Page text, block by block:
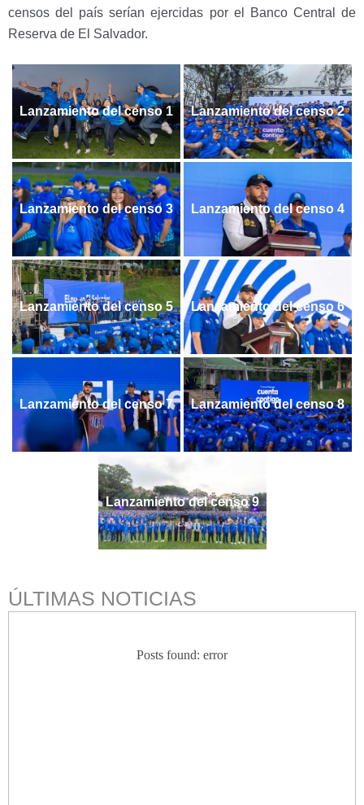
censos del país serían ejercidas por el Banco Central de
Reserva de El Salvador.
Lanzamiento del censo 1 Lanzamiento del censo 2
Lanzamiento del censo 3 Lanzamiento del censo 4
Lanzamiento del censo 5 Lanzamiento del censo 6
Lanzamiento del censo 7 Lanzamiento del censo 8
Lanzamiento del censo 9
ÚLTIMAS NOTICIAS
Posts found: error